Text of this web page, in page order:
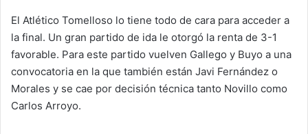
El Atlético Tomelloso lo tiene todo de cara para acceder a
la final. Un gran partido de ida le otorgó la renta de 3-1
favorable. Para este partido vuelven Gallego y Buyo a una
convocatoria en la que también están Javi Fernández o
Morales y se cae por decisión técnica tanto Novillo como
Carlos Arroyo.